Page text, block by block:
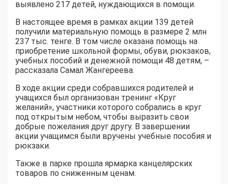
выявлено 217 детей, нуждающихся в помощи.
В настоящее время в рамках акции 139 детей
получили материальную помощь в размере 2 млн
237 тыс. тенге. В том числе оказана помощь на
приобретение школьной формы, обуви, рюкзаков,
учебных пособий и денежной помощи 48 детям, –
рассказала Самал Жангереева.
В ходе акции среди собравшихся родителей и
учащихся был организован тренинг «Круг
желаний», участники которого собрались в круг
под открытым небом, чтобы выразить свои
добрые пожелания друг другу. В завершении
акции учащимся были вручены учебные пособия и
рюкзаки.
Также в парке прошла ярмарка канцелярских
товаров по сниженным ценам.